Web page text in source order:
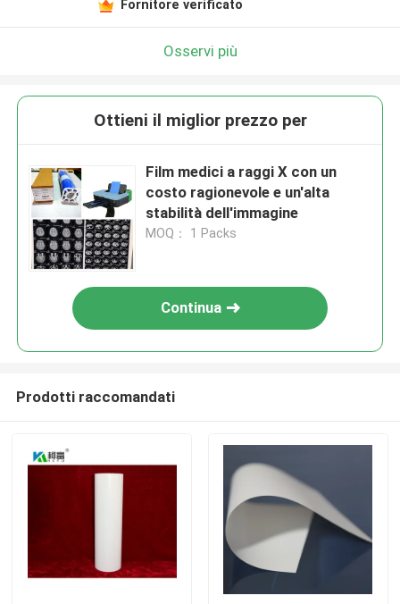
Fornitore verificato
Osservi più
Ottieni il miglior prezzo per
Film medici a raggi X con un
costo ragionevole e un'alta
stabilità dell'immagine
MOQ： 1 Packs
Continua
Prodotti raccomandati